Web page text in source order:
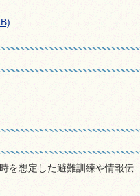
を想定した避難訓練や情報伝